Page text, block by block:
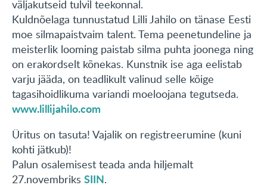
väljakutseid tulvil teekonnal.
Kuldnõelaga tunnustatud Lilli Jahilo on tänase Eesti
moe silmapaistvaim talent. Tema peenetundeline ja
meisterlik looming paistab silma puhta joonega ning
on erakordselt kõnekas. Kunstnik ise aga eelistab
varju jääda, on teadlikult valinud selle kõige
tagasihoidlikuma variandi moeloojana tegutseda.
www.lillijahilo.com
Üritus on tasuta! Vajalik on registreerumine (kuni
kohti jätkub)!
Palun osalemisest teada anda hiljemalt
27.novembriks SIIN.